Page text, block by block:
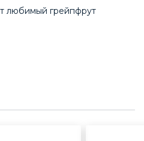
любимый грейпфрут